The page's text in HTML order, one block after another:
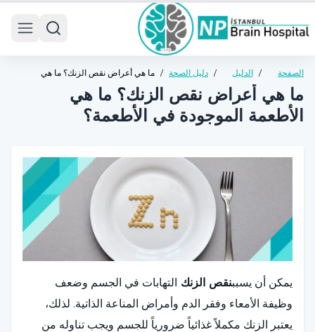
الصفحة
الرئيسية
/ الدليل
الصحي
/ دليل الصحة / ما هي أعراض نقص الزنك؟ ما هي
الأطعمة الموجودة في الأطعمة؟
ما هي أعراض نقص الزنك؟ ما هي
الأطعمة الموجودة في الأطعمة؟
يمكن أن يسببنقص الزنك التهابات في الجسم وضعف
وظيفة الأمعاء وفقر الدم وأمراض المناعة الذاتية. لذلك،
يعتبر الزنك مكملاً غذائياً ضرورياً للجسم ويجب تناوله من